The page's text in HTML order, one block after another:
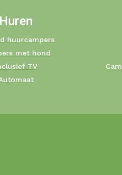
Huren
huurcampers
met hond
TV